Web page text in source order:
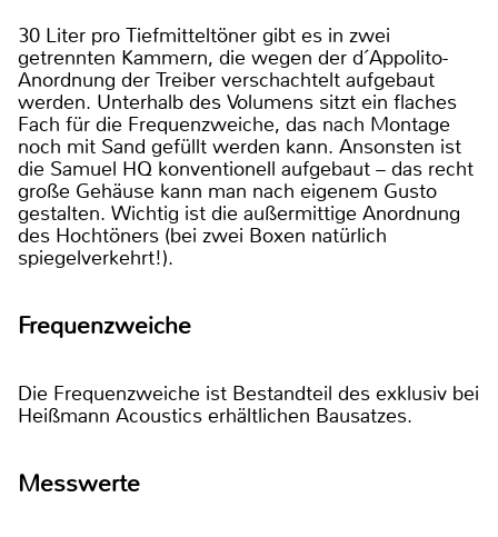
30 Liter pro Tiefmitteltöner gibt es in zwei
getrennten Kammern, die wegen der d´Appolito-
Anordnung der Treiber verschachtelt aufgebaut
werden. Unterhalb des Volumens sitzt ein flaches
Fach für die Frequenzweiche, das nach Montage
noch mit Sand gefüllt werden kann. Ansonsten ist
die Samuel HQ konventionell aufgebaut – das recht
große Gehäuse kann man nach eigenem Gusto
gestalten. Wichtig ist die außermittige Anordnung
des Hochtöners (bei zwei Boxen natürlich
spiegelverkehrt!).
Frequenzweiche
Die Frequenzweiche ist Bestandteil des exklusiv bei
Heißmann Acoustics erhältlichen Bausatzes.
Messwerte